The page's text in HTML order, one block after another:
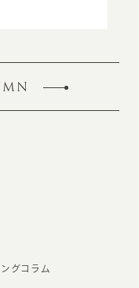
グコラム